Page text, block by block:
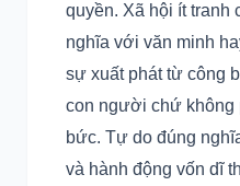
quyền. Xã hội ít tranh
nghĩa với văn minh
sự xuất phát từ công
con người chứ không
bức. Tự do đúng
và hành động vốn dĩ